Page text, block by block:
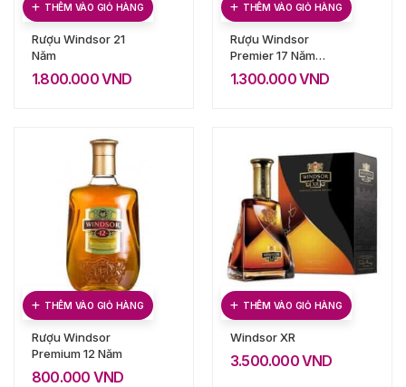
THÊM VÀO GIỎ HÀNG
Rượu Windsor 21
Năm
1.800.000VND
THÊM VÀO GIỎ HÀNG
Rượu Windsor
Premier 17 Năm
450ml
1.300.000VND
THÊM VÀO GIỎ HÀNG
Rượu Windsor
Premium 12 Năm
800.000 VND
THÊM VÀO GIỎ HÀNG
Windsor XR
3.500.000VND